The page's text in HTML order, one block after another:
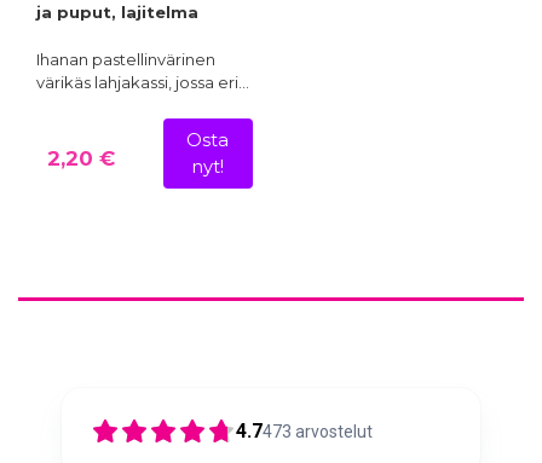
ja puput, lajitelma
Ihanan pastellinvärinen
värikäs lahjakassi, jossa eri…
2,20 €
Osta
nyt!
4.7473 arvostelut